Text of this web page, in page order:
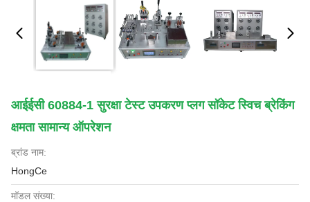
आईईसी 60884-1 सुरक्षा टेस्ट उपकरण प्लग सॉकेट स्विच ब्रेकिंग
क्षमता सामान्य ऑपरेशन
ब्रांड नाम:
HongCe
मॉडल संख्या: